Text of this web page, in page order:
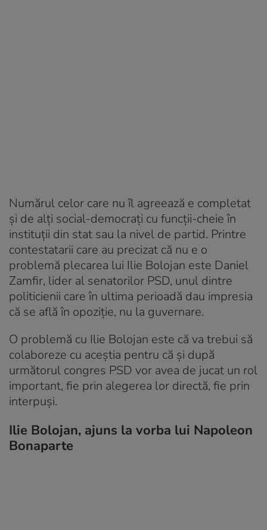
Numărul celor care nu îl agreează e completat
și de alți social-democrați cu funcții-cheie în
instituții din stat sau la nivel de partid. Printre
contestatarii care au precizat că nu e o
problemă plecarea lui Ilie Bolojan este Daniel
Zamfir, lider al senatorilor PSD, unul dintre
politicienii care în ultima perioadă dau impresia
că se află în opoziție, nu la guvernare.
O problemă cu Ilie Bolojan este că va trebui să
colaboreze cu aceștia pentru că și după
următorul congres PSD vor avea de jucat un rol
important, fie prin alegerea lor directă, fie prin
interpuși.
Ilie Bolojan, ajuns la vorba lui Napoleon
Bonaparte